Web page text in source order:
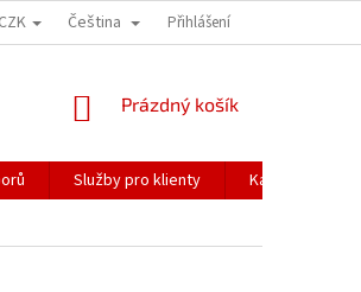
KŘEHKÉHO ZBOŽÍ KORESPONDENČNÍ
CZK Čeština Přihlášení
NÁKUPNÍ
Prázdný košík
Služby pro klienty
Katalogy